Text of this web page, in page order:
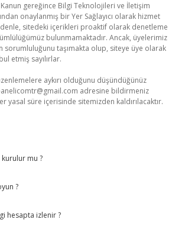
Kanun gereğince Bilgi Teknolojileri ve İletişim
onaylanmış bir Yer Sağlayıcı olarak hizmet
sitedeki içerikleri proaktif olarak denetleme
bulunmamaktadır. Ancak, üyelerimiz
sorumluluğunu taşımakta olup, siteye üye olarak
etmiş sayılırlar.
aykırı olduğunu düşündüğünüz
adresine bildirmeniz
yasal süre içerisinde sitemizden kaldırılacaktır.
kurulur mu ?
?
hesapta izlenir ?